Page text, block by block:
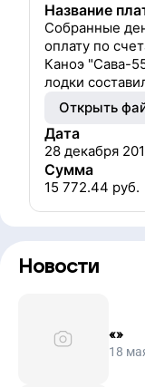
Название
Собранные
оплату по
Каноэ "Сава-
лодки
Открыть
Дата
28 декабря
Сумма
15 772.44 руб.
Новости
«»
18